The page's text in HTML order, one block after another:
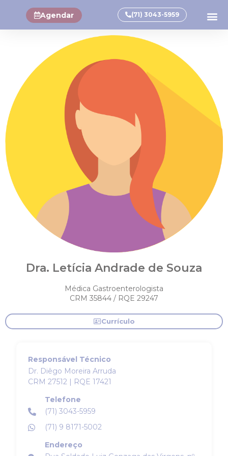
Agendar (71) 3043-5959
Dra. Letícia Andrade de Souza
Médica Gastroenterologista
CRM 35844 / RQE 29247
Currículo
Responsável Técnico
Dr. Diêgo Moreira Arruda
CRM 27512 | RQE 17421
Telefone
(71) 3043-5959
(71) 9 8171-5002
Endereço